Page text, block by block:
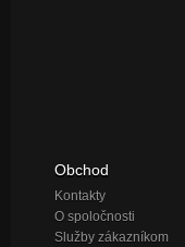
Obchod
Kontakty
O spoločnosti
Služby zákazníkom